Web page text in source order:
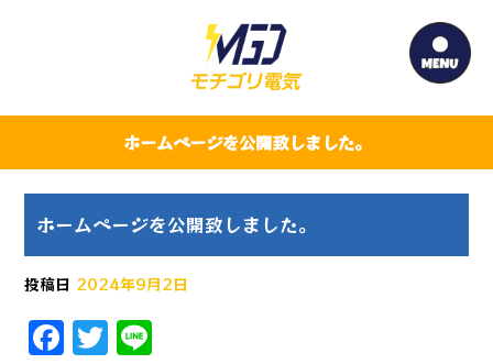
ホームページを公開致しました。
ホームページを公開致しました。
投稿日 2024年9月2日
F T